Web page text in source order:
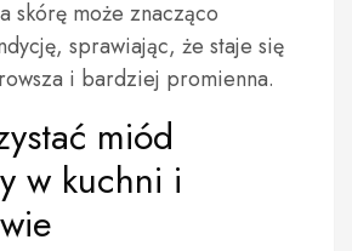
skórę może znacząco
sprawiając, że staje się
i bardziej promienna.
miód
w kuchni i